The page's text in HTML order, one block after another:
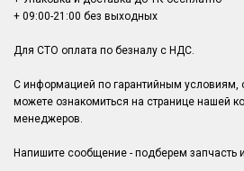
+ 09:00-21:00 без выходных
Для СТО оплата по безналу с НДС.
С информацией по гарантийным условиям,
можете ознакомиться на странице нашей
менеджеров.